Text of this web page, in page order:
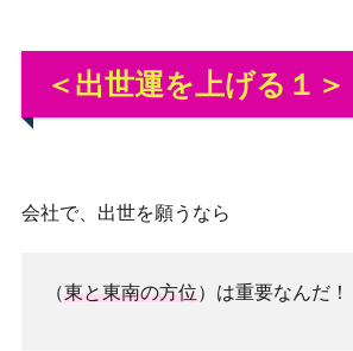
＜出世運を上げる１＞
会社で、出世を願うなら
（東と東南の方位）は重要なんだ！